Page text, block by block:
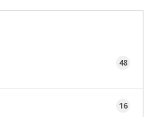
48
16